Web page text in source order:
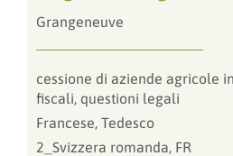
Grangeneuve
cessione di aziende agricole
fiscali, questioni legali
Francese, Tedesco
2_Svizzera romanda, FR